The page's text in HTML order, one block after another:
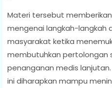
Materi tersebut
mengenai langkah-langkah
masyarakat ketika
membutuhkan pertolongan
penanganan medis
ini diharapkan mampu